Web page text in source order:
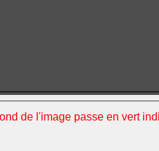
de l'image passe en vert